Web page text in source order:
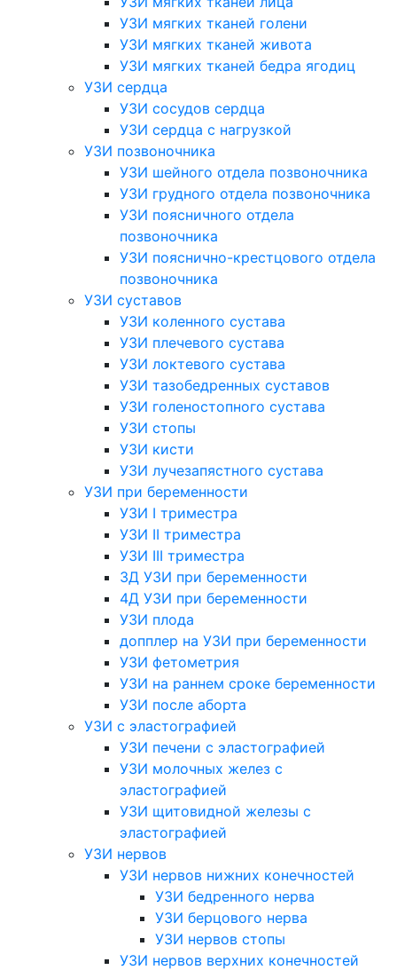
УЗИ мягких тканей голени
УЗИ мягких тканей живота
УЗИ мягких тканей бедра ягодиц
УЗИ сердца
УЗИ сосудов сердца
УЗИ сердца с нагрузкой
УЗИ позвоночника
УЗИ шейного отдела позвоночника
УЗИ грудного отдела позвоночника
УЗИ поясничного отдела
позвоночника
УЗИ пояснично-крестцового отдела
позвоночника
УЗИ суставов
УЗИ коленного сустава
УЗИ плечевого сустава
УЗИ локтевого сустава
УЗИ тазобедренных суставов
УЗИ голеностопного сустава
УЗИ стопы
УЗИ кисти
УЗИ лучезапястного сустава
УЗИ при беременности
УЗИ I триместра
УЗИ II триместра
УЗИ III триместра
3Д УЗИ при беременности
4Д УЗИ при беременности
УЗИ плода
допплер на УЗИ при беременности
УЗИ фетометрия
УЗИ на раннем сроке беременности
УЗИ после аборта
УЗИ с эластографией
УЗИ печени с эластографией
УЗИ молочных желез с
эластографией
УЗИ щитовидной железы с
эластографией
УЗИ нервов
УЗИ нервов нижних конечностей
УЗИ бедренного нерва
УЗИ берцового нерва
УЗИ нервов стопы
УЗИ нервов верхних конечностей